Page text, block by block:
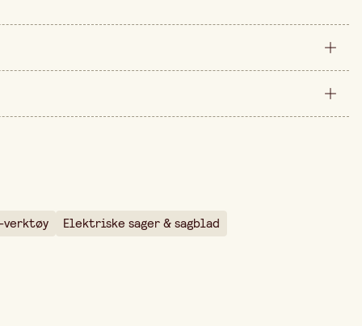
stykke
verktøy Elektriske sager & sagblad